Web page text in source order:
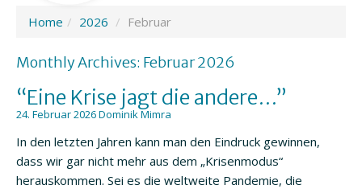
Home 2026 Februar
Monthly Archives: Februar 2026
“Eine Krise jagt die andere…”
24. Februar 2026Dominik Mimra
In den letzten Jahren kann man den Eindruck gewinnen,
dass wir gar nicht mehr aus dem „Krisenmodus“
herauskommen. Sei es die weltweite Pandemie, die